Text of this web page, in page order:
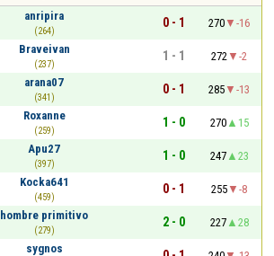
anripira
(264)
0 - 1 270
-16
Braveivan
(237)
1 - 1 272
-2
arana07
(341)
0 - 1 285
-13
Roxanne
(259)
1 - 0 270
15
Apu27
(397)
1 - 0 247
23
Kocka641
(459)
0 - 1 255
-8
hombre primitivo
(279)
2 - 0 227
28
sygnos